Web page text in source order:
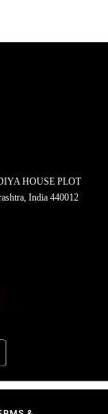
HOUSE PLOT
India 440012